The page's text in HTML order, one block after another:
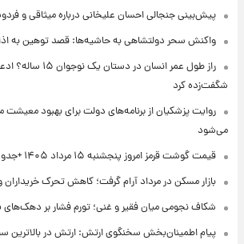
پیش‌بینی جنجالی احسان علیخانی درباره میثاقی و
واکنش سحر دولتشاهی به حاشیه‌ها: قصد توهین به
راز طول عمر انسان در
شگفت‌زده کرد
روایت پزشکیان از برنامه‌های دولت برای بهبود
می‌شود
قیمت گوشت قرمز امروز پنجشنبه ۱۵ مرداد ۱۴۰۵ +جدول
بازار مسکن در مرداد آرام گرفت؛ کاهش تحرک خریداران
شکاف نجومی میان فقیر و غنی؛ تورم فشار بر دهک‌های
پیام اطمینان‌بخش سخنگوی ارتش: ارتش در بالاترین